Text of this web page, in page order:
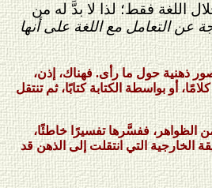
اللغة فقط؛ لذا لا بدَّ له من
عن التعامل مع اللغة على أنها
ذهنية حول ما رأى. فهناك، إذن،
أو بواسطة الكتابة كتابًا، ثم تنتقل
الظواهر، ففسَّرها تفسيرًا خاطئًا،
الخارجية التي انتقلت إلى الذهن قد